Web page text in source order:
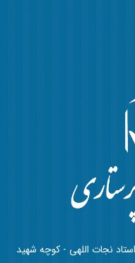
نجات اللهی - کوچه شهید